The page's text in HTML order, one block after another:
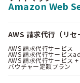
Amazon Web
AWS 請求代行（リセ
AWS 請求代行サービス
AWS 請求代行サービス
AWS 請求代行サービス
バウチャー定額プラン